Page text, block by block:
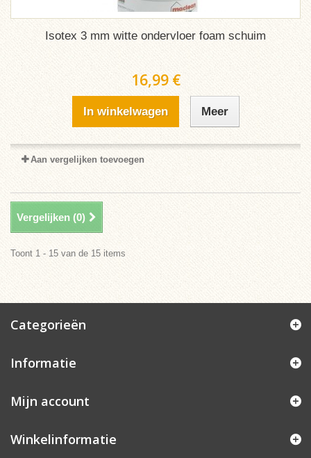
Isotex 3 mm witte ondervloer foam schuim
16,99 €
In winkelwagen Meer
Aan vergelijken toevoegen
Vergelijken (0)
Toont 1 - 15 van de 15 items
Categorieën
Informatie
Mijn account
Winkelinformatie